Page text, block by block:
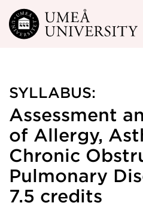
Skip to main content
SYLLABUS:
Assessment
of Allergy,
Chronic
Pulmonary
7.5 credits